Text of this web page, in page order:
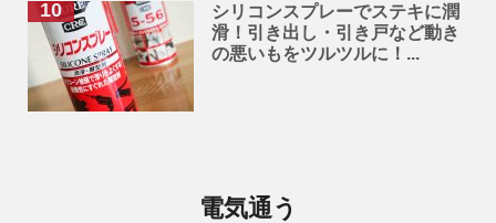
シリコンスプレーでステキに潤
滑！引き出し・引き戸など動き
の悪いもをツルツルに！...
電気通う